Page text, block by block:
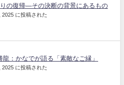
の復帰—その決断の背景にあるもの
2025 に投稿された
龍：かなでが語る「素敵なご縁」
2025 に投稿された